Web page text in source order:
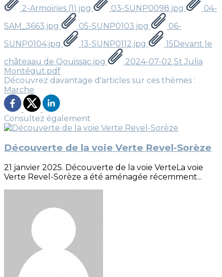
2-Armoiries (1).jpg
03-SUNP0098.jpg
04-
SAM_3663.jpg
05-SUNP0103.jpg
06-
SUNP0104.jpg
13-SUNP0112.jpg
15Devant le
châteaau de Qouissac.jpg
2024-07-02 St Julia
Montégut.pdf
Découvrez davantage d'articles sur ces thèmes :
Marche
Consultez également
Découverte de la voie Verte Revel-Sorèze
21 janvier 2025. Découverte de la voie VerteLa voie
Verte Revel-Sorèze a été aménagée récemment...